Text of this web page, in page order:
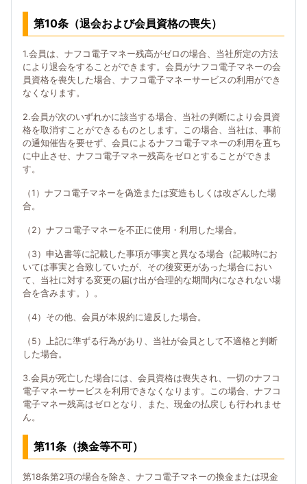
第10条（退会および会員資格の喪失）
1.会員は、ナフコ電子マネー残高がゼロの場合、当社所定の方法
により退会をすることができます。会員がナフコ電子マネーの会
員資格を喪失した場合、ナフコ電子マネーサービスの利用ができ
なくなります。
2.会員が次のいずれかに該当する場合、当社の判断により会員資
格を取消すことができるものとします。この場合、当社は、事前
の通知催告を要せず、会員によるナフコ電子マネーの利用を直ち
に中止させ、ナフコ電子マネー残高をゼロとすることができま
す。
（1）ナフコ電子マネーを偽造または変造もしくは改ざんした場
合。
（2）ナフコ電子マネーを不正に使用・利用した場合。
（3）申込書等に記載した事項が事実と異なる場合（記載時にお
いては事実と合致していたが、その後変更があった場合におい
て、当社に対する変更の届け出が合理的な期間内になされない場
合を含みます。）。
（4）その他、会員が本規約に違反した場合。
（5）上記に準ずる行為があり、当社が会員として不適格と判断
した場合。
3.会員が死亡した場合には、会員資格は喪失され、一切のナフコ
電子マネーサービスを利用できなくなります。この場合、ナフコ
電子マネー残高はゼロとなり、また、現金の払戻しも行われませ
ん。
第11条（換金等不可）
第18条第2項の場合を除き、ナフコ電子マネーの換金または現金